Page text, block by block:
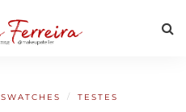
SWATCHES / TESTES